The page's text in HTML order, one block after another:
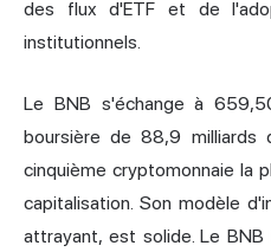
des flux d'ETF et de
institutionnels.
Le BNB s'échange à
boursière de 88,9
cinquième cryptomonnaie la
capitalisation. Son modèle
attrayant, est solide. Le